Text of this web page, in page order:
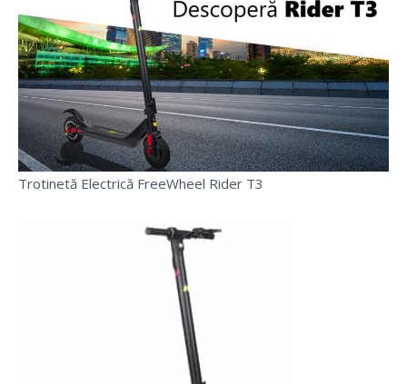
Trotinetă Electrică FreeWheel Rider T3